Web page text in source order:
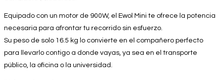
Equipado con un motor de 900W, el Ewol Mini te ofrece la potencia
necesaria para afrontar tu recorrido sin esfuerzo.
Su peso de solo 16.5 kg lo convierte en el compañero perfecto
para llevarlo contigo a donde vayas, ya sea en el transporte
público, la oficina o la universidad.